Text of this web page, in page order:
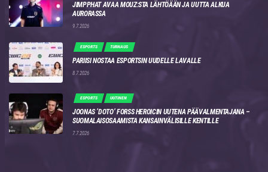
JIMPPHAT AVAA MOUZ:STA LÄHTÖÄÄN JA UUTTA ALKUA
AURORASSA
9.7.2026
ESPORTS TURNAUS
PARIISI NOSTAA ESPORTSIN UUDELLE LAVALLE
8.7.2026
ESPORTS UUTINEN
JOONAS ‘DOTO’ FORSS HEROICIN UUTENA PÄÄVALMENTAJANA –
SUOMALAISOSAAMISTA KANSAINVÄLISILLE KENTILLE
7.7.2026